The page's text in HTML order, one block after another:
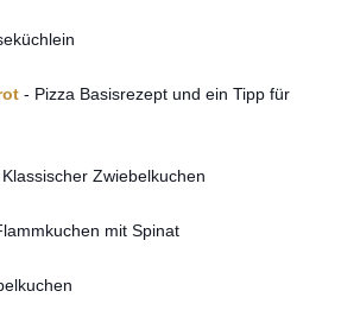
- Pizza Basisrezept und ein Tipp für
Zwiebelkuchen
mit Spinat